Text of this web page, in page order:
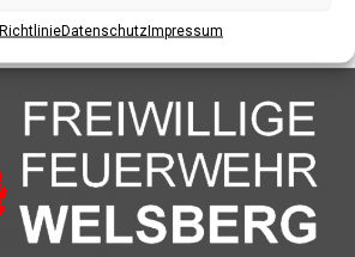
DatenschutzImpressum